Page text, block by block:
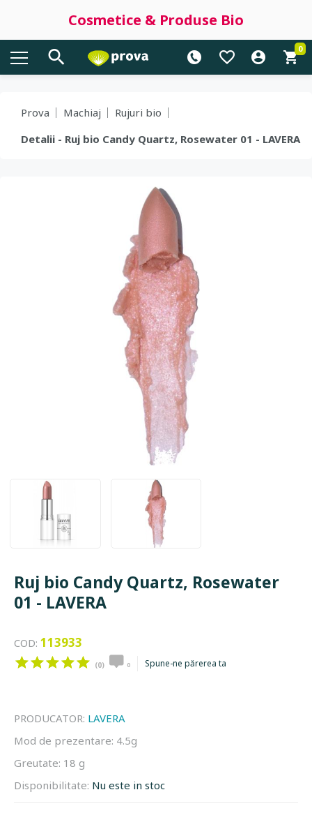
Cosmetice & Produse Bio
0
Prova Machiaj
Rujuri bio
Detalii - Ruj bio Candy Quartz, Rosewater 01 - LAVERA
Ruj bio Candy Quartz, Rosewater
01 - LAVERA
COD: 113933
(0) 0 Spune-ne părerea ta
PRODUCATOR: LAVERA
Mod de prezentare: 4.5g
Greutate: 18 g
Disponibilitate: Nu este in stoc